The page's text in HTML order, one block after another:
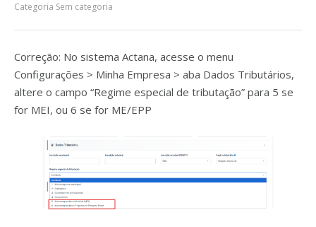
Categoria Sem categoria
Correção: No sistema Actana, acesse o menu
Configurações > Minha Empresa > aba Dados Tributários,
altere o campo “Regime especial de tributação” para 5 se
for MEI, ou 6 se for ME/EPP